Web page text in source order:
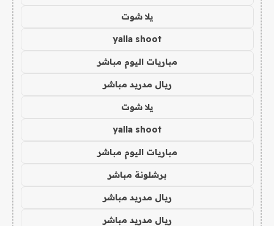
يلا شوت
yalla shoot
مباريات اليوم مباشر
ريال مدريد مباشر
يلا شوت
yalla shoot
مباريات اليوم مباشر
برشلونة مباشر
ريال مدريد مباشر
ريال مدريد مباشر